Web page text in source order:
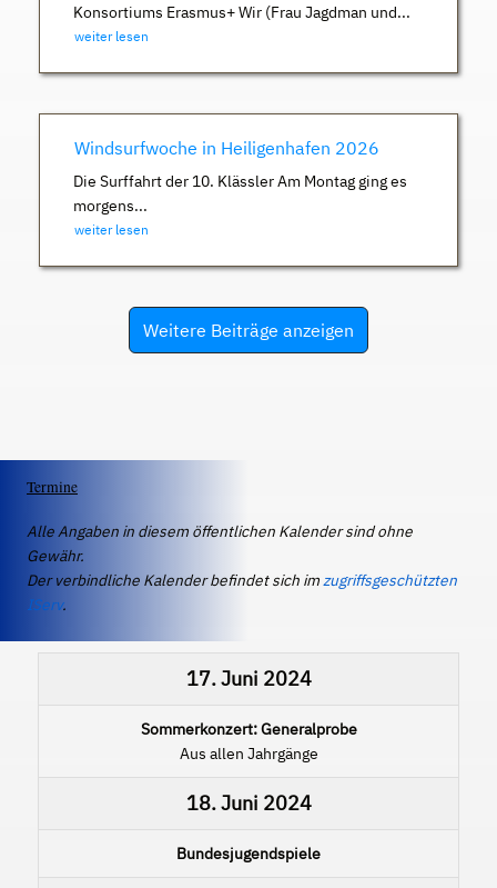
Konsortiums Erasmus+ Wir (Frau Jagdman und...
weiter lesen
Windsurfwoche in Heiligenhafen 2026
Die Surffahrt der 10. Klässler Am Montag ging es
morgens...
weiter lesen
Weitere Beiträge anzeigen
Termine
Alle Angaben in diesem öffentlichen Kalender sind ohne
Gewähr.
Der verbindliche Kalender befindet sich imzugriffsgeschützten
IServ.
17. Juni 2024
Sommerkonzert: Generalprobe
Aus allen Jahrgänge
18. Juni 2024
Bundesjugendspiele